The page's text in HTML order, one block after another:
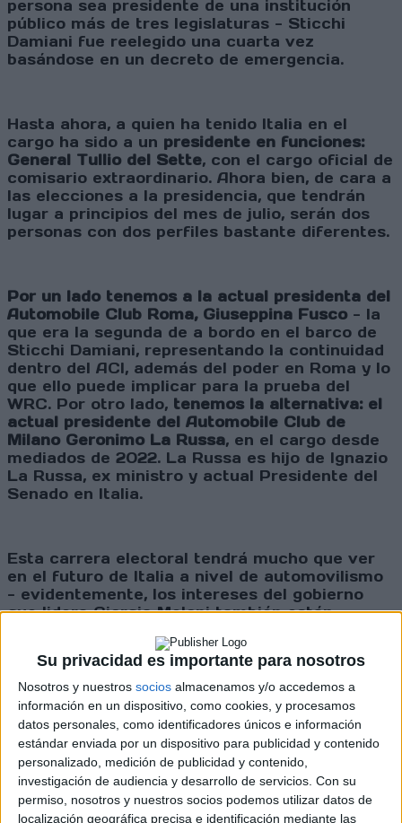
Su privacidad es importante para nosotros
Nosotros y nuestros socios almacenamos y/o accedemos a
información en un dispositivo, como cookies, y procesamos
datos personales, como identificadores únicos e información
estándar enviada por un dispositivo para publicidad y contenido
personalizado, medición de publicidad y contenido,
investigación de audiencia y desarrollo de servicios. Con su
permiso, nosotros y nuestros socios podemos utilizar datos de
localización geográfica precisa e identificación mediante las
persona sea presidente de una institución
público más de tres legislaturas - Sticchi
Damiani fue reelegido una cuarta vez
basándose en un decreto de emergencia.
Hasta ahora, a quien ha tenido Italia en el
cargo ha sido a un presidente en funciones:
General Tullio del Sette, con el cargo oficial de
comisario extraordinario. Ahora bien, de cara a
las elecciones a la presidencia, que tendrán
lugar a principios del mes de julio, serán dos
personas con dos perfiles bastante diferentes.
Por un lado tenemos a la actual presidenta del
Automobile Club Roma, Giuseppina Fusco - la
que era la segunda de a bordo en el barco de
Sticchi Damiani, representando la continuidad
dentro del ACI, además del poder en Roma y lo
que ello puede implicar para la prueba del
WRC. Por otro lado, tenemos la alternativa: el
actual presidente del Automobile Club de
Milano Geronimo La Russa, en el cargo desde
mediados de 2022. La Russa es hijo de Ignazio
La Russa, ex ministro y actual Presidente del
Senado en Italia.
Esta carrera electoral tendrá mucho que ver
en el futuro de Italia a nivel de automovilismo
- evidentemente, los intereses del gobierno
que lidera Giorgia Meloni también están
del WRC en Italia, y más concretamente en su
futuro emplazamiento. Una historia digna de
un Juego de Tronos o House of Cards que se
resolverá con las elecciones en menos de un
mes.
Cargando
nueva noticia